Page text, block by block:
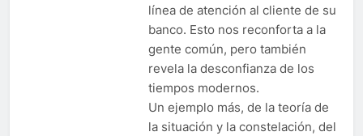
línea de atención al cliente de su
banco. Esto nos reconforta a la
gente común, pero también
revela la desconfianza de los
tiempos modernos.
Un ejemplo más, de la teoría de
la situación y la constelación, del